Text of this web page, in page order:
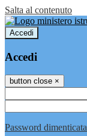
Salta al contenuto
Accedi
Accedi
button close ×
Password